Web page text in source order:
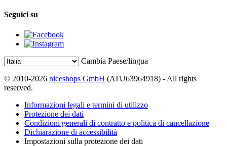
Seguici su
Cambia Paese/lingua
© 2010-2026 niceshops GmbH (ATU63964918) - All rights
reserved.
Informazioni legali e termini di utilizzo
Protezione dei dati
Condizioni generali di contratto e politica di cancellazione
Dichiarazione di accessibilità
Impostazioni sulla protezione dei dati